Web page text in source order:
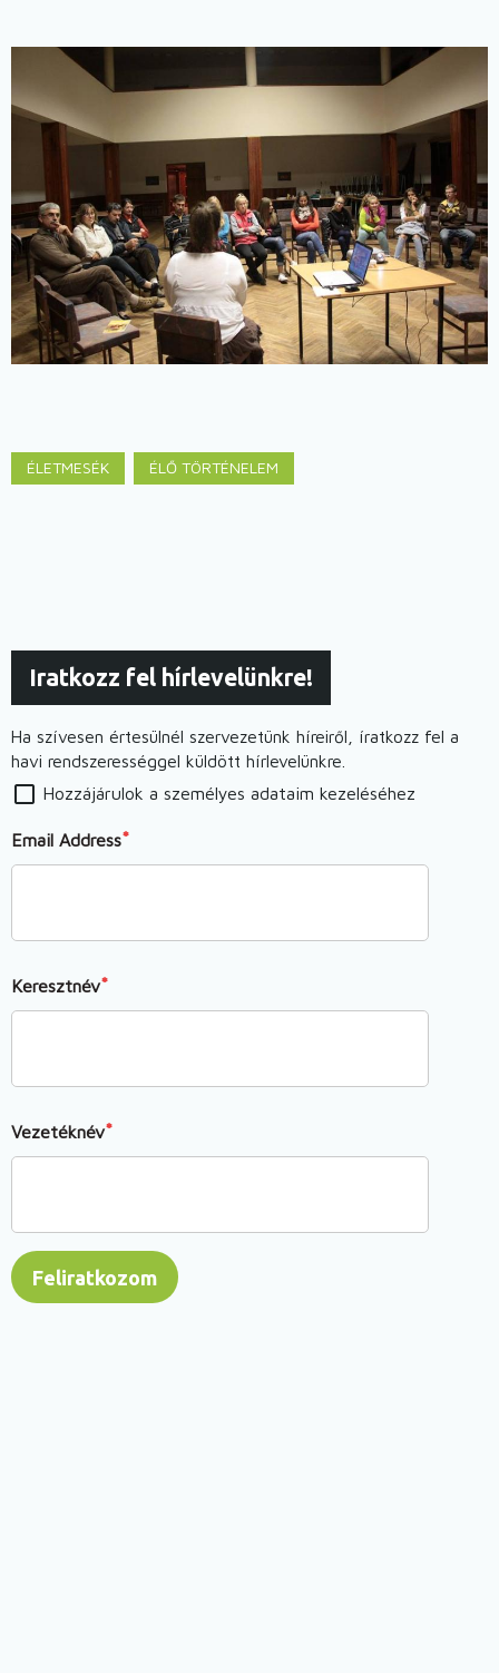
Image
ÉLETMESÉK ÉLŐ TÖRTÉNELEM
Iratkozz fel hírlevelünkre!
Ha szívesen értesülnél szervezetünk híreiről, íratkozz fel a
havi rendszerességgel küldött hírlevelünkre.
Hozzájárulok a személyes adataim kezeléséhez
Email Address
Keresztnév
Vezetéknév